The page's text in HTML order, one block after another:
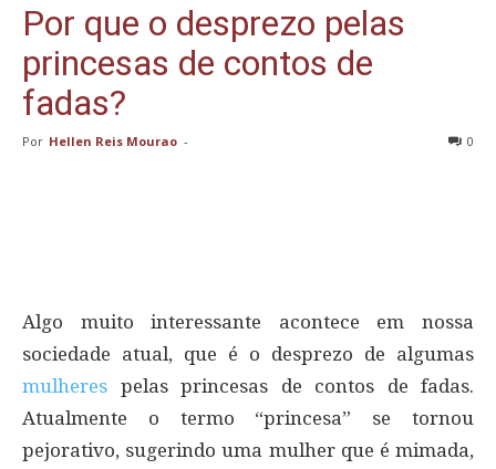
Por que o desprezo pelas
princesas de contos de
fadas?
Por Hellen Reis Mourao - 0
Algo muito interessante acontece em nossa
sociedade atual, que é o desprezo de algumas
mulheres pelas princesas de contos de fadas.
Atualmente o termo “princesa” se tornou
pejorativo, sugerindo uma mulher que é mimada,